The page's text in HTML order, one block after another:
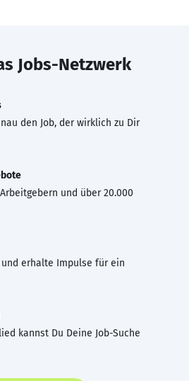
Jobs-Netzwerk
den Job, der wirklich zu Dir
und über 20.000
erhalte Impulse für ein
kannst Du Deine Job-Suche